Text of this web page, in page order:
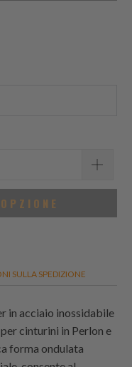
SULLA SPEDIZIONE
in acciaio inossidabile
cinturini in Perlon e
forma ondulata